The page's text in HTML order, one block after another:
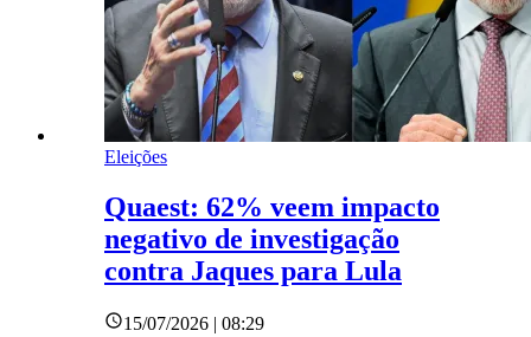
Eleições
Quaest: 62% veem impacto
negativo de investigação
contra Jaques para Lula
15/07/2026 | 08:29